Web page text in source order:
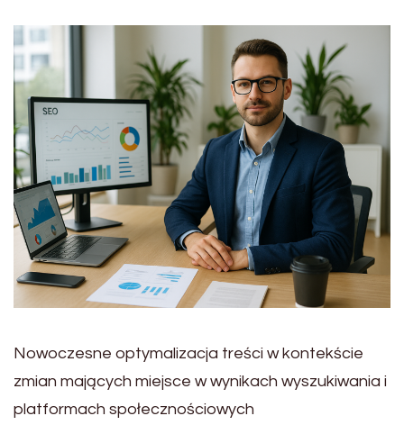
Nowoczesne optymalizacja treści w kontekście
zmian mających miejsce w wynikach wyszukiwania i
platformach społecznościowych